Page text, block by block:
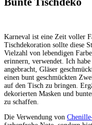
Karneval ist eine Zeit voller
Tischdekoration sollte diese
Vielzahl von lebendigen
erinnern, verwendet. Ich
angebracht, Gläser
einen bunt geschmückten
auf den Tisch zu bringen.
dekorierten Masken und
zu schaffen.
Die Verwendung von